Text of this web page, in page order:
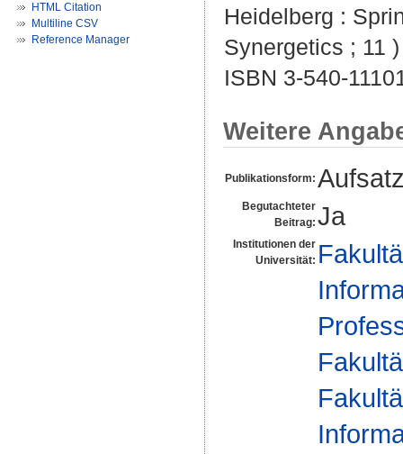
HTML Citation
Multiline CSV
Reference Manager
Heidelberg :
Synergetics ; 11 )
ISBN 3-540-
Weitere
Publikationsform:
Begutachteter
Beitrag: Ja
Institutionen der
Universität: